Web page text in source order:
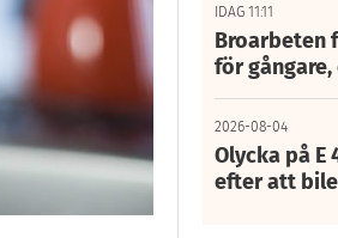
IDAG 11:11
Broarbeten
för
2026-08-04
Olycka på E
efter att